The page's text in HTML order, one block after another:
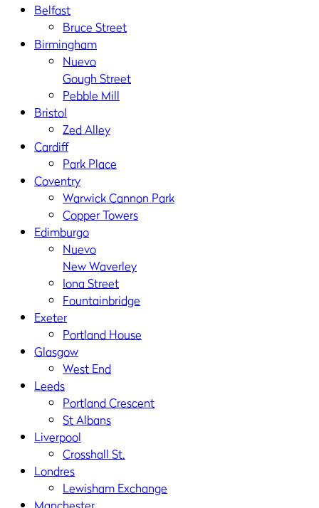
Belfast
Bruce Street
Birmingham
Nuevo
Gough Street
Pebble Mill
Bristol
Zed Alley
Cardiff
Park Place
Coventry
Warwick Cannon Park
Copper Towers
Edimburgo
Nuevo
New Waverley
Iona Street
Fountainbridge
Exeter
Portland House
Glasgow
West End
Leeds
Portland Crescent
St Albans
Liverpool
Crosshall St.
Londres
Lewisham Exchange